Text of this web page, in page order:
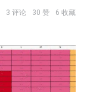
3 评论 30 赞 6 收藏